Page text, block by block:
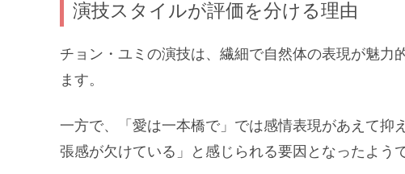
演技スタイルが評価を分ける理由
チョン・ユミの演技は、繊細で自然体の表現が魅力
ます。
一方で、「愛は一本橋で」では感情表現があえて抑
張感が欠けている」と感じられる要因となったようで